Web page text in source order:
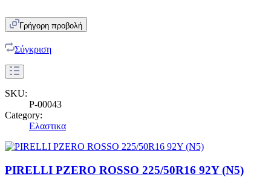
Γρήγορη προβολή
Σύγκριση
SKU:
P-00043
Category:
Ελαστικα
PIRELLI PZERO ROSSO 225/50R16 92Y (N5)